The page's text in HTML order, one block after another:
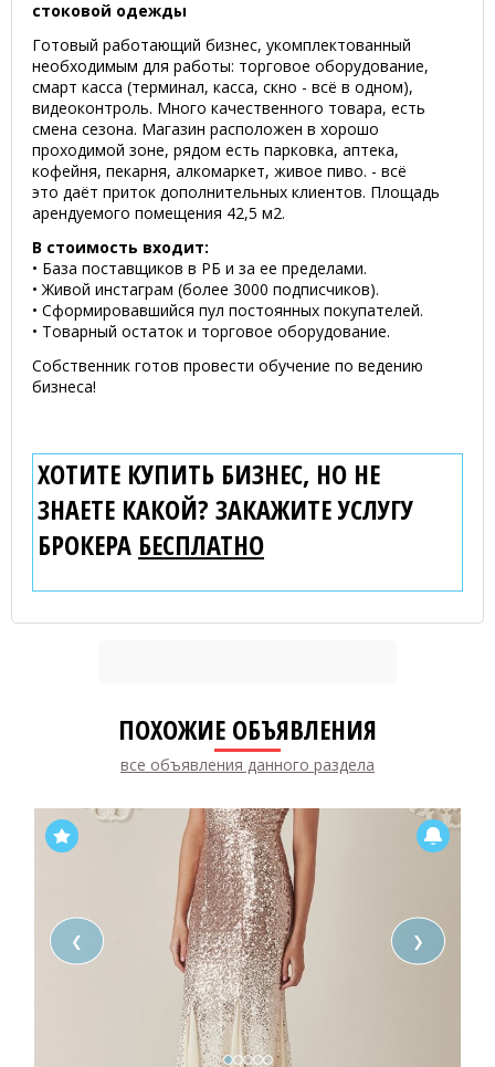
стоковой одежды
Готовый работающий бизнес, укомплектованный
необходимым для работы: торговое оборудование,
смарт касса (терминал, касса, скно - всё в одном),
видеоконтроль. Много качественного товара, есть
смена сезона. Магазин расположен в хорошо
проходимой зоне, рядом есть парковка, аптека,
кофейня, пекарня, алкомаркет, живое пиво. - всё
это даёт приток дополнительных клиентов. Площадь
арендуемого помещения 42,5 м2.
В стоимость входит:
• База поставщиков в РБ и за ее пределами.
• Живой инстаграм (более 3000 подписчиков).
• Сформировавшийся пул постоянных покупателей.
• Товарный остаток и торговое оборудование.
Собственник готов провести обучение по ведению
бизнеса!
ХОТИТЕ КУПИТЬ БИЗНЕС, НО НЕ
ЗНАЕТЕ КАКОЙ? ЗАКАЖИТЕ УСЛУГУ
БРОКЕРА БЕСПЛАТНО
ПОХОЖИЕ ОБЪЯВЛЕНИЯ
все объявления данного раздела
❮ ❯